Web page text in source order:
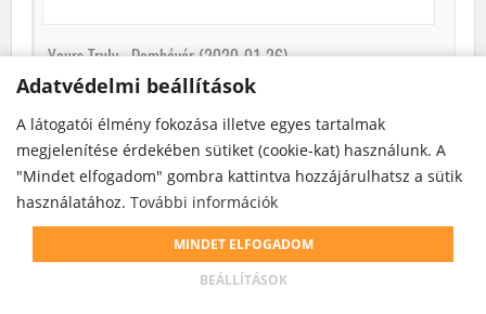
Adatvédelmi beállítások
A látogatói élmény fokozása illetve egyes tartalmak
megjelenítése érdekében sütiket (cookie-kat) használunk. A
"Mindet elfogadom" gombra kattintva hozzájárulhatsz a sütik
használatához. További információk
BEÁLLÍTÁSOK
MINDET ELFOGADOM
Yours Truly –Dombóvár (2020-01-26)
vége
1-25km
Dombóvár
További info
Adatvédelmi beállítások
A látogatói élmény fokozása illetve egyes tartalmak
megjelenítése érdekében sütiket (cookie-kat) használunk. A
"Mindet elfogadom" gombra kattintva hozzájárulhatsz a sütik
használatához. További információk
BEÁLLÍTÁSOK
MINDET ELFOGADOM
teljesebb körű szolgáltatást nyújthassunk.
ELFOGADOM